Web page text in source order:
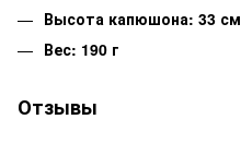
Высота капюшона: 33 см
Вес: 190 г
Отзывы